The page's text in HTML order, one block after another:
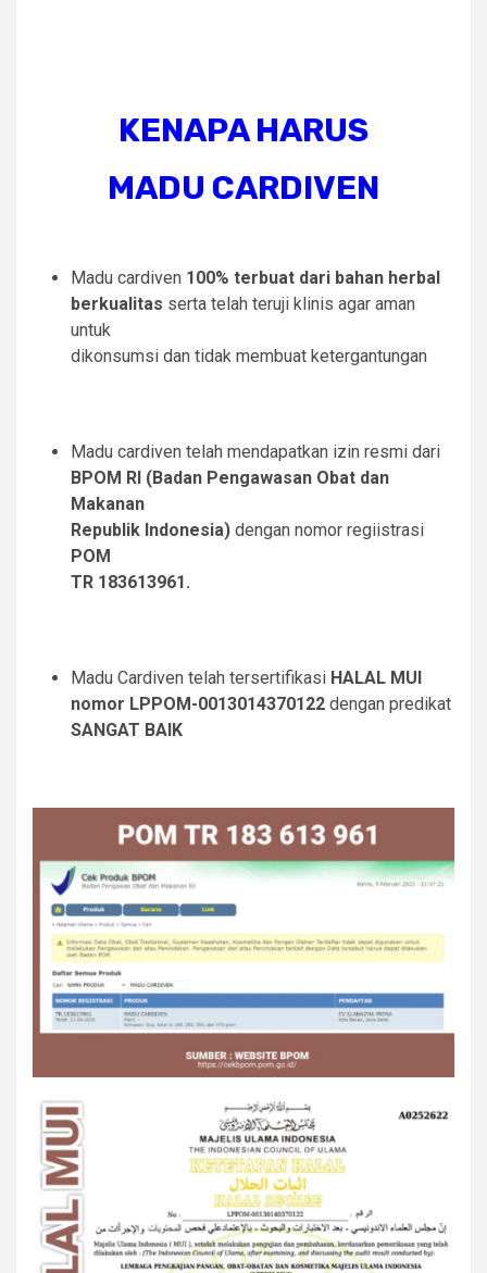
KENAPA HARUS
MADU CARDIVEN
Madu cardiven 100% terbuat dari bahan herbal
berkualitas serta telah teruji klinis agar aman
untuk
dikonsumsi dan tidak membuat ketergantungan
Madu cardiven telah mendapatkan izin resmi dari
BPOM RI (Badan Pengawasan Obat dan
Makanan
Republik Indonesia) dengan nomor regiistrasi
POM
TR 183613961.
Madu Cardiven telah tersertifikasi HALAL MUI
nomor LPPOM-0013014370122 dengan predikat
SANGAT BAIK